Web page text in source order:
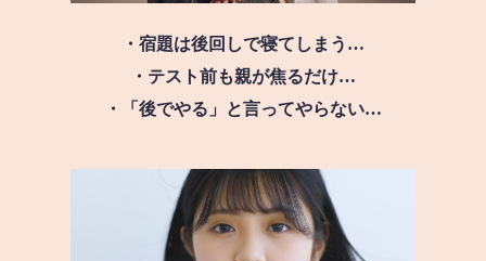
・宿題は後回しで寝てしまう…
・テスト前も親が焦るだけ…
・「後でやる」と言ってやらない…